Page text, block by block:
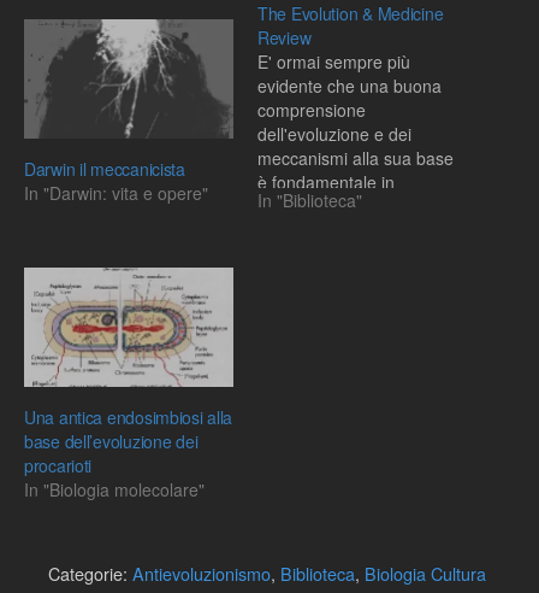
Darwin il meccanicista
In "Darwin: vita e opere"
The Evolution & Medicine
Review
E' ormai sempre più
evidente che una buona
comprensione
dell'evoluzione e dei
meccanismi alla sua base
è fondamentale in
numerosi ambiti ed, in
In "Biblioteca"
Una antica endosimbiosi alla
base dell’evoluzione dei
procarioti
In "Biologia molecolare"
Categorie: Antievoluzionismo, Biblioteca, Biologia Cultura